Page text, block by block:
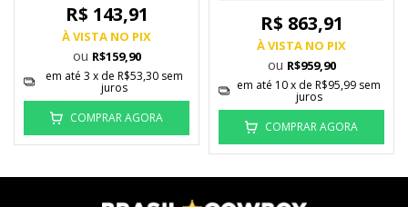
R$ 143,91
À VISTA NO PIX
ou R$159,90
em até 3 x de R$53,30 sem
juros
COMPRAR AGORA
R$ 863,91
À VISTA NO PIX
ou R$959,90
em até 10x de R$95,99 sem
juros
COMPRAR AGORA